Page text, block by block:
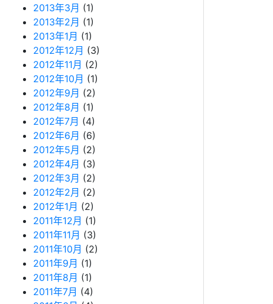
2013年3月 (1)
2013年2月 (1)
2013年1月 (1)
2012年12月 (3)
2012年11月 (2)
2012年10月 (1)
2012年9月 (2)
2012年8月 (1)
2012年7月 (4)
2012年6月 (6)
2012年5月 (2)
2012年4月 (3)
2012年3月 (2)
2012年2月 (2)
2012年1月 (2)
2011年12月 (1)
2011年11月 (3)
2011年10月 (2)
2011年9月 (1)
2011年8月 (1)
2011年7月 (4)